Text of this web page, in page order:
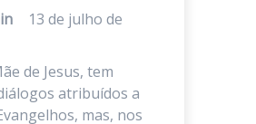
13 de julho de
de Jesus, tem
atribuídos a
mas, nos